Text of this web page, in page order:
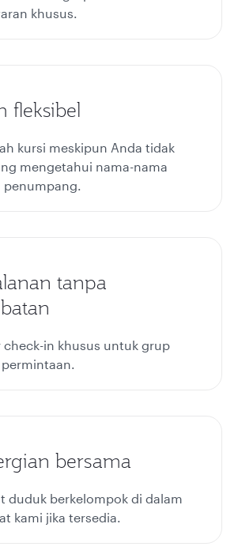
khusus.
fleksibel
kursi meskipun Anda tidak
mengetahui nama-nama
penumpang.
tanpa
check-in khusus untuk grup
bersama
duduk berkelompok di dalam
kami jika tersedia.